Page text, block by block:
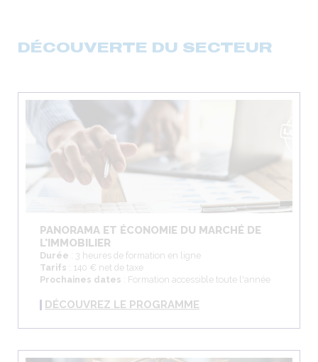
DÉCOUVERTE DU SECTEUR
PANORAMA ET ÉCONOMIE DU MARCHÉ DE
L'IMMOBILIER
Durée : 3 heures de formation en ligne
Tarifs : 140 € net de taxe
Prochaines dates : Formation accessible toute l'année
DÉCOUVREZ LE PROGRAMME